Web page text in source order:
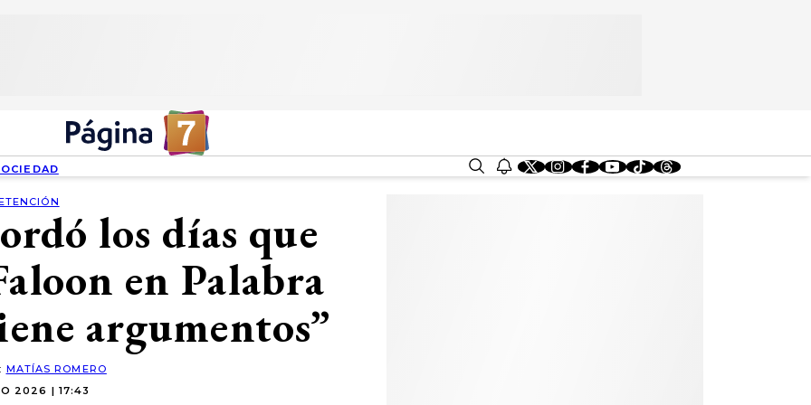
los días que
en Palabra
argumentos”
MATÍAS ROMERO
2026 | 17:43